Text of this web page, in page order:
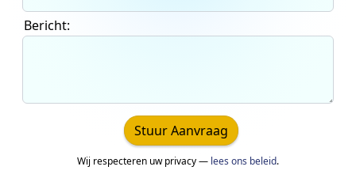
Bericht:
Stuur Aanvraag
Wij respecteren uw privacy — lees ons beleid.